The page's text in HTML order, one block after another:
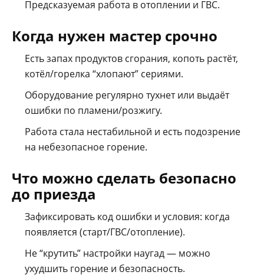
Предсказуемая работа в отоплении и ГВС.
Когда нужен мастер срочно
Есть запах продуктов сгорания, копоть растёт,
котёл/горелка “хлопают” сериями.
Оборудование регулярно тухнет или выдаёт
ошибки по пламени/розжигу.
Работа стала нестабильной и есть подозрение
на небезопасное горение.
Что можно сделать безопасно
до приезда
Зафиксировать код ошибки и условия: когда
появляется (старт/ГВС/отопление).
Не “крутить” настройки наугад — можно
ухудшить горение и безопасность.